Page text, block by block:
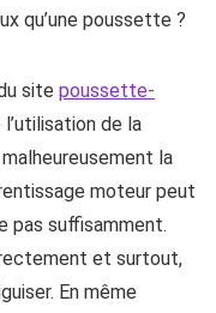
qu’une poussette ?
site poussette-
de la
la
moteur peut
pas suffisamment.
et surtout,
En même